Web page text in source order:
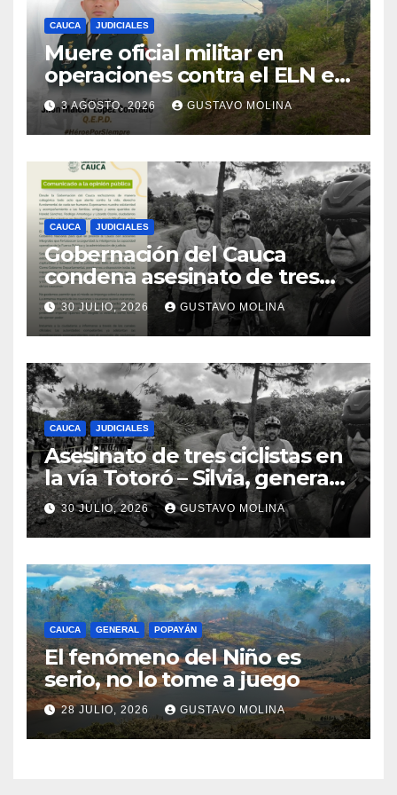
CAUCA JUDICIALES
Muere oficial militar en
operaciones contra el ELN en
el sur del Cauca
3 AGOSTO, 2026 GUSTAVO MOLINA
CAUCA JUDICIALES
Gobernación del Cauca
condena asesinato de tres
ciudadanos y exige medidas
urgentes al Gobierno
Nacional
30 JULIO, 2026 GUSTAVO MOLINA
CAUCA JUDICIALES
Asesinato de tres ciclistas en
la vía Totoró – Silvia, genera
consternación en el Cauca
30 JULIO, 2026 GUSTAVO MOLINA
CAUCA GENERAL POPAYÁN
El fenómeno del Niño es
serio, no lo tome a juego
28 JULIO, 2026 GUSTAVO MOLINA